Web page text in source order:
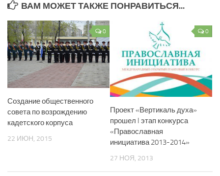
ВАМ МОЖЕТ ТАКЖЕ ПОНРАВИТЬСЯ...
0
Создание общественного
совета по возрождению
кадетского корпуса
22 ИЮН, 2015
0
Проект «Вертикаль духа»
прошел I этап конкурса
«Православная
инициатива 2013-2014»
27 НОЯ, 2013